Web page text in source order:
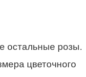
остальные розы.
цветочного